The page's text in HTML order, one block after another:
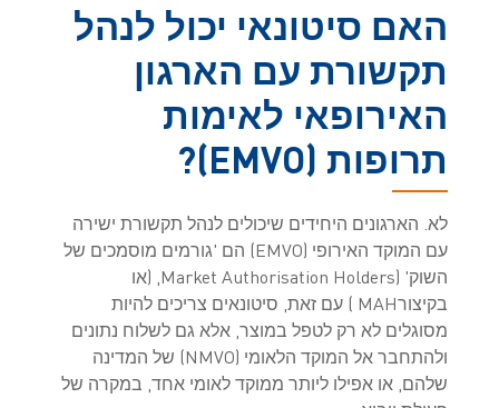
האם סיטונאי יכול לנהל
תקשורת עם הארגון
האירופאי לאימות
תרופות (EMVO)?
לא. הארגונים היחידים שיכולים לנהל תקשורת ישירה
עם המוקד האירופי (EMVO) הם 'גורמים מוסמכים של
השוק' (Market Authorisation Holders, (או
בקיצורMAH ) עם זאת, סיטונאים צריכים להיות
מסוגלים לא רק לטפל במוצר, אלא גם לשלוח נתונים
ולהתחבר אל המוקד הלאומי (NMVO) של המדינה
שלהם, או אפילו ליותר ממוקד לאומי אחד, במקרה של